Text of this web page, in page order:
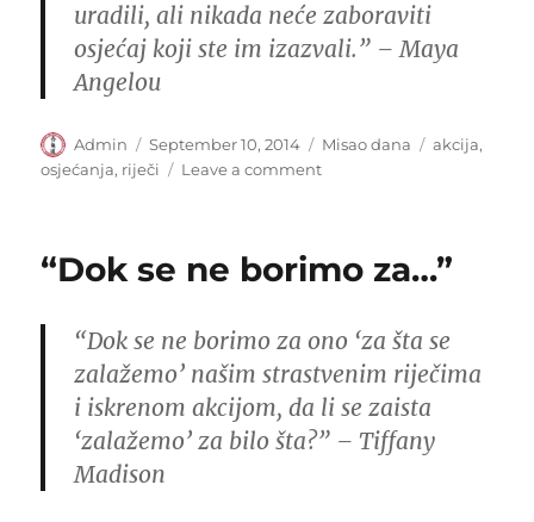
uradili, ali nikada neće zaboraviti
osjećaj koji ste im izazvali.” – Maya
Angelou
Author
Admin
Posted
on
September 10, 2014 Categories
Misao dana Tags
akcija,
osjećanja, riječi Leave a commenton
će
“Dok se ne borimo za…”
“Dok se ne borimo za ono ‘za šta se
zalažemo’ našim strastvenim riječima
i iskrenom akcijom, da li se zaista
‘zalažemo’ za bilo šta?” – Tiffany
Madison